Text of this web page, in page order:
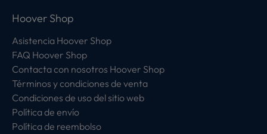
Hoover Shop
Asistencia Hoover Shop
FAQ Hoover Shop
Contacta con nosotros Hoover Shop
Términos y condiciones de venta
Condiciones de uso del sitio web
Política de envío
Política de reembolso